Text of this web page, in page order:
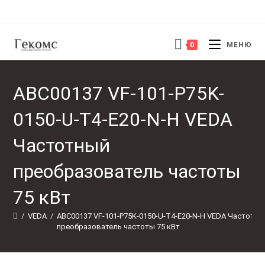
0 МЕНЮ
ABC00137 VF-101-P75K-
0150-U-T4-E20-N-H VEDA
Частотный
преобразователь частоты
75 кВт
/ VEDA / ABC00137 VF-101-P75K-0150-U-T4-E20-N-H VEDA
преобразователь частоты 75 кВт